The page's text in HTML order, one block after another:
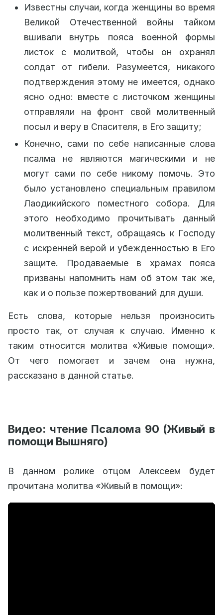
Известны случаи, когда женщины во время
Великой Отечественной войны тайком
вшивали внутрь пояса военной формы
листок с молитвой, чтобы он охранял
солдат от гибели. Разумеется, никакого
подтверждения этому не имеется, однако
ясно одно: вместе с листочком женщины
отправляли на фронт свой молитвенный
посыл и веру в Спасителя, в Его защиту;
Конечно, сами по себе написанные слова
псалма не являются магическими и не
могут сами по себе никому помочь. Это
было установлено специальным правилом
Лаодикийского поместного собора. Для
этого необходимо прочитывать данный
молитвенный текст, обращаясь к Господу
с искренней верой и убежденностью в Его
защите. Продаваемые в храмах пояса
призваны напомнить нам об этом так же,
как и о пользе пожертвований для души.
Есть слова, которые нельзя произносить
просто так, от случая к случаю. Именно к
таким относится молитва «Живые помощи».
От чего помогает и зачем она нужна,
рассказано в данной статье.
Видео: чтение Псалома 90 (Живый в
помощи Вышняго)
В данном ролике отцом Алексеем будет
прочитана молитва «Живый в помощи»: